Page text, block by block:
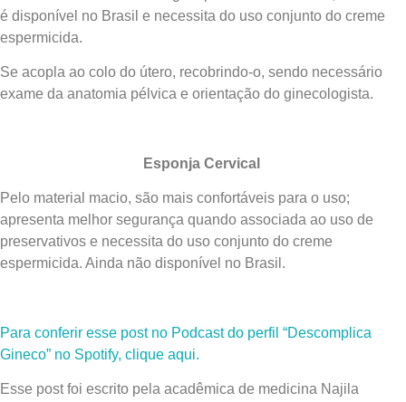
é disponível no Brasil e necessita do uso conjunto do creme
espermicida.
Se acopla ao colo do útero, recobrindo-o, sendo necessário
exame da anatomia pélvica e orientação do ginecologista.
Esponja Cervical
Pelo material macio, são mais confortáveis para o uso;
apresenta melhor segurança quando associada ao uso de
preservativos e necessita do uso conjunto do creme
espermicida. Ainda não disponível no Brasil.
Para conferir esse post no Podcast do perfil “Descomplica
Gineco” no Spotify, clique aqui.
Esse post foi escrito pela acadêmica de medicina Najila